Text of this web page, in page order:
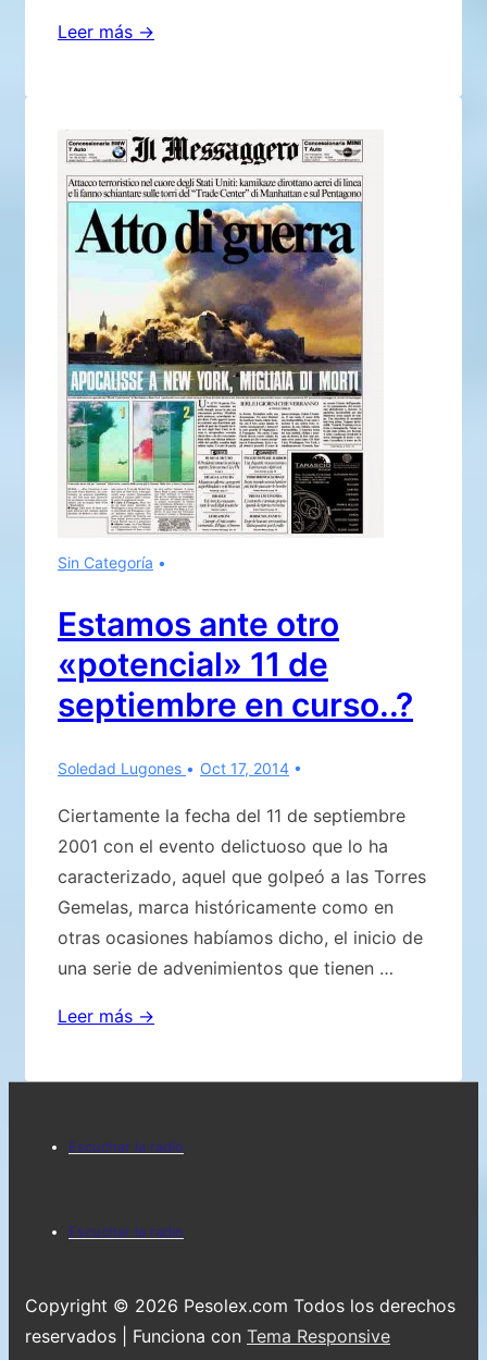
Terrorífico
grados
desaparece
mapa
sísmico
Leer más →
Sin Categoría
Estamos ante otro
«potencial» 11 de
septiembre en curso..?
Soledad Lugones Oct 17, 2014
Ciertamente la fecha del 11 de septiembre
2001 con el evento delictuoso que lo ha
caracterizado, aquel que golpeó a las Torres
Gemelas, marca históricamente como en
otras ocasiones habíamos dicho, el inicio de
una serie de advenimientos que tienen …
Estamos
11
en
Leer más →
Menú
pie
página
Escuchar la radio
Menú
pie
de
Escuchar la radio
Copyright © 2026 Pesolex.com Todos los derechos
reservados
| Funciona con Tema Responsive